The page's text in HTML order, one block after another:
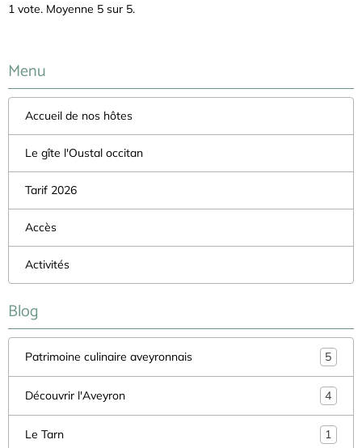
1 vote. Moyenne 5 sur 5.
Menu
Accueil de nos hôtes
Le gîte l'Oustal occitan
Tarif 2026
Accès
Activités
Blog
Patrimoine culinaire aveyronnais 5
Découvrir l'Aveyron 4
Le Tarn 1